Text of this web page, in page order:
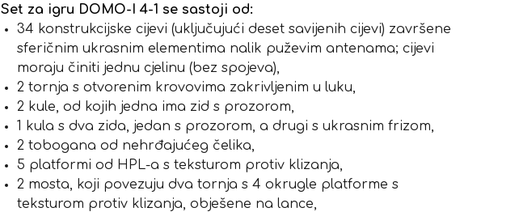
Set za igru DOMO-I 4-1 se sastoji od:
34 konstrukcijske cijevi (uključujući deset savijenih cijevi) završene
sferičnim ukrasnim elementima nalik puževim antenama; cijevi
moraju činiti jednu cjelinu (bez spojeva),
2 tornja s otvorenim krovovima zakrivljenim u luku,
2 kule, od kojih jedna ima zid s prozorom,
1 kula s dva zida, jedan s prozorom, a drugi s ukrasnim frizom,
2 tobogana od nehrđajućeg čelika,
5 platformi od HPL-a s teksturom protiv klizanja,
2 mosta, koji povezuju dva tornja s 4 okrugle platforme s
teksturom protiv klizanja, obješene na lance,